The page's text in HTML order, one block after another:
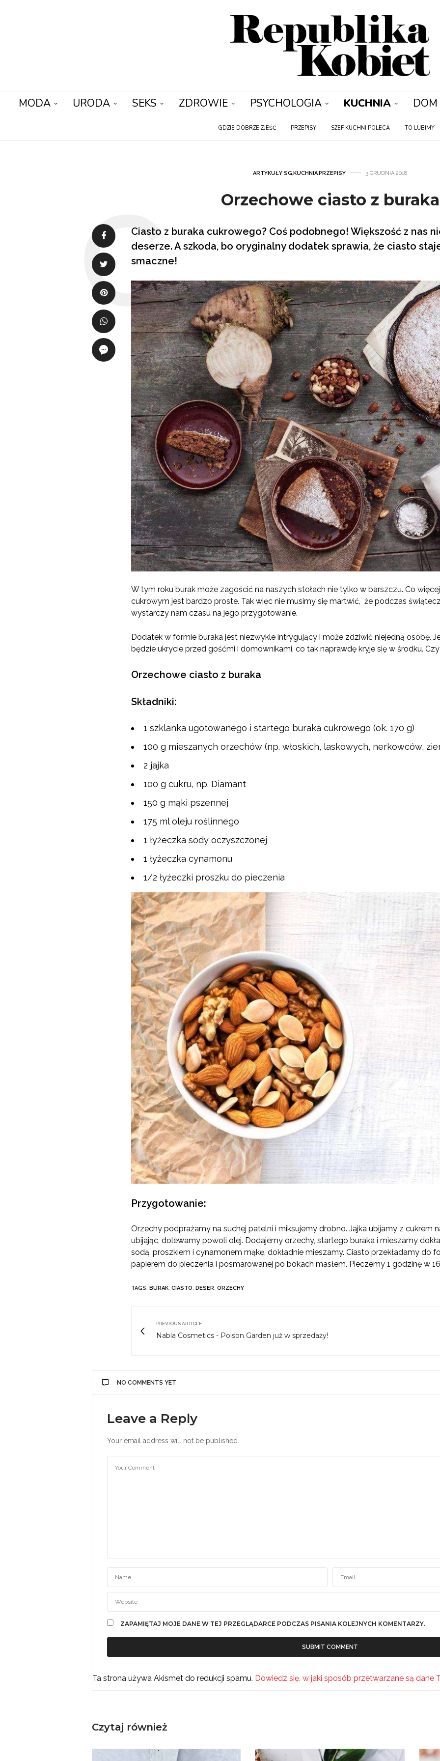
MODA URODA SEKS ZDROWIE PSYCHOLOGIA KUCHNIA DOM
GDZIE DOBRZE ZJEŚĆ PRZEPISY SZEF KUCHNI POLECA TO LUBIMY
ARTYKUŁY SG,KUCHNIA,PRZEPISY 3 GRUDNIA 2018
Orzechowe ciasto z buraka
Ciasto z buraka cukrowego? Coś podobnego! Większość z nas
deserze. A szkoda, bo oryginalny dodatek sprawia, że ciasto
smaczne!
W tym roku burak może zagościć na naszych stołach nie tylko w barszczu. Co
cukrowym jest bardzo proste. Tak więc nie musimy się martwić, że podczas
wystarczy nam czasu na jego przygotowanie.
Dodatek w formie buraka jest niezwykle intrygujący i może zdziwić niejedną osobę.
będzie ukrycie przed gośćmi i domownikami, co tak naprawdę kryje się w środku.
Orzechowe ciasto z buraka
Składniki:
1 szklanka ugotowanego i startego buraka cukrowego (ok. 170 g)
100 g mieszanych orzechów (np. włoskich, laskowych, nerkowców,
2 jajka
100 g cukru, np. Diamant
150 g mąki pszennej
175 ml oleju roślinnego
1 łyżeczka sody oczyszczonej
1 łyżeczka cynamonu
1/2 łyżeczki proszku do pieczenia
Przygotowanie:
Orzechy podprażamy na suchej patelni i miksujemy drobno. Jajka ubijamy z cukrem
ubijając, dolewamy powoli olej. Dodajemy orzechy, startego buraka i mieszamy
sodą, proszkiem i cynamonem mąkę, dokładnie mieszamy. Ciasto przekładamy do
papierem do pieczenia i posmarowanej po bokach masłem. Pieczemy 1 godzinę w
TAGS: BURAK, CIASTO, DESER, ORZECHY
PREVIOUS ARTICLE
Nabla Cosmetics - Poison Garden już w sprzedaży!
NO COMMENTS YET
Leave a Reply
Your email address will not be published.
ZAPAMIĘTAJ MOJE DANE W TEJ PRZEGLĄDARCE PODCZAS PISANIA KOLEJNYCH KOMENTARZY.
Ta strona używa Akismet do redukcji spamu. Dowiedz się, w jaki sposób przetwarzane są dane
Czytaj również